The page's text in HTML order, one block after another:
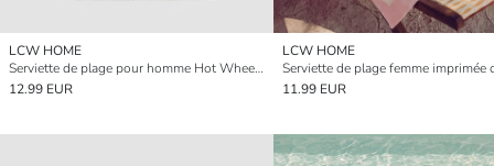
LCW HOME
Serviette de plage pour homme Hot Wheels imprimée 70x150 cm
12.99 EUR
LCW HOME
11.99 EUR